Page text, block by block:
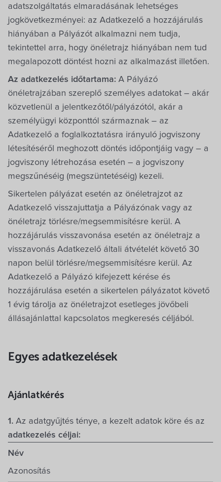
adatszolgáltatás elmaradásának lehetséges
jogkövetkezményei: az Adatkezelő a hozzájárulás
hiányában a Pályázót alkalmazni nem tudja,
tekintettel arra, hogy önéletrajz hiányában nem tud
megalapozott döntést hozni az alkalmazást illetően.
Az adatkezelés időtartama: A Pályázó
önéletrajzában szereplő személyes adatokat – akár
közvetlenül a jelentkezőtől/pályázótól, akár a
személyügyi központtól származnak – az
Adatkezelő a foglalkoztatásra irányuló jogviszony
létesítéséről meghozott döntés időpontjáig vagy – a
jogviszony létrehozása esetén – a jogviszony
megszűnéséig (megszüntetéséig) kezeli.
Sikertelen pályázat esetén az önéletrajzot az
Adatkezelő visszajuttatja a Pályázónak vagy az
önéletrajz törlésre/megsemmisítésre kerül. A
hozzájárulás visszavonása esetén az önéletrajz a
visszavonás Adatkezelő általi átvételét követő 30
napon belül törlésre/megsemmisítésre kerül. Az
Adatkezelő a Pályázó kifejezett kérése és
hozzájárulása esetén a sikertelen pályázatot követő
1 évig tárolja az önéletrajzot esetleges jövőbeli
állásajánlattal kapcsolatos megkeresés céljából.
Egyes adatkezelések
Ajánlatkérés
1. Az adatgyűjtés ténye, a kezelt adatok köre és az
adatkezelés céljai:
Név
Azonosítás